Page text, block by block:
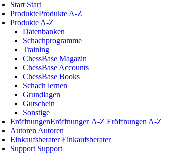
Start Start
ProdukteProdukte A-Z
Produkte A-Z
Datenbanken
Schachprogramme
Training
ChessBase Magazin
ChessBase Accounts
ChessBase Books
Schach lernen
Grundlagen
Gutschein
Sonstige
EröffnungenEröffnungen A-Z Eröffnungen A-Z
Autoren Autoren
EinkaufsberaterEinkaufsberater
Support Support